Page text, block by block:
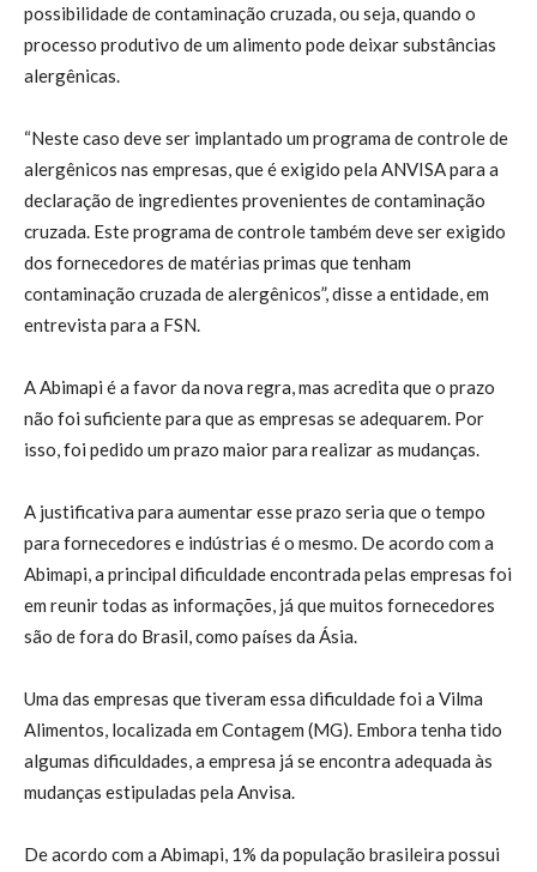
possibilidade de contaminação cruzada, ou seja, quando o
processo produtivo de um alimento pode deixar substâncias
alergênicas.
“Neste caso deve ser implantado um programa de controle de
alergênicos nas empresas, que é exigido pela ANVISA para a
declaração de ingredientes provenientes de contaminação
cruzada. Este programa de controle também deve ser exigido
dos fornecedores de matérias primas que tenham
contaminação cruzada de alergênicos”, disse a entidade, em
entrevista para a FSN.
A Abimapi é a favor da nova regra, mas acredita que o prazo
não foi suficiente para que as empresas se adequarem. Por
isso, foi pedido um prazo maior para realizar as mudanças.
A justificativa para aumentar esse prazo seria que o tempo
para fornecedores e indústrias é o mesmo. De acordo com a
Abimapi, a principal dificuldade encontrada pelas empresas foi
em reunir todas as informações, já que muitos fornecedores
são de fora do Brasil, como países da Ásia.
Uma das empresas que tiveram essa dificuldade foi a Vilma
Alimentos, localizada em Contagem (MG). Embora tenha tido
algumas dificuldades, a empresa já se encontra adequada às
mudanças estipuladas pela Anvisa.
De acordo com a Abimapi, 1% da população brasileira possui